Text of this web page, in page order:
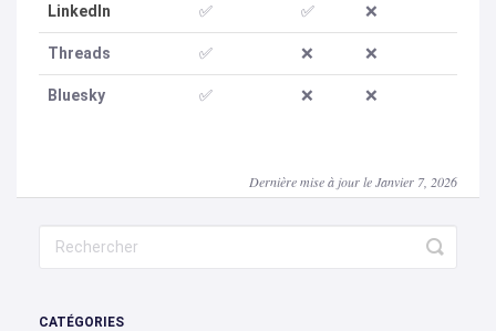
LinkedIn ✅ ✅ ❌
Threads ✅ ❌ ❌
Bluesky ✅ ❌ ❌
Dernière mise à jour le Janvier 7, 2026
CATÉGORIES